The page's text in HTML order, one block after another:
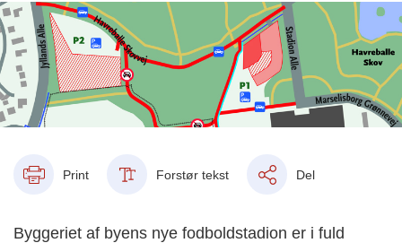
Print Forstør tekst Del
Byggeriet af byens nye fodboldstadion er i fuld